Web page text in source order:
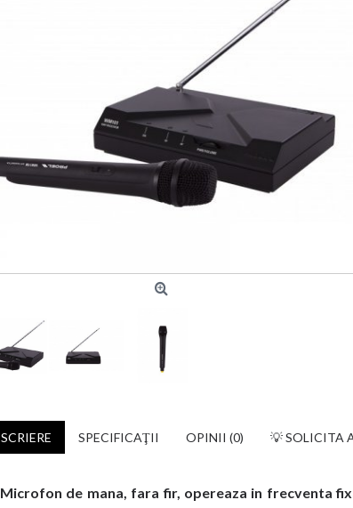
SPECIFICAŢII OPINII (0) 💡 SOLICITA
Microfon de mana, fara fir, opereaza in frecventa